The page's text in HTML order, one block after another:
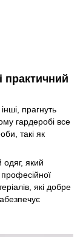
практичний
прагнуть
гардеробі все
такі як
який
які добре